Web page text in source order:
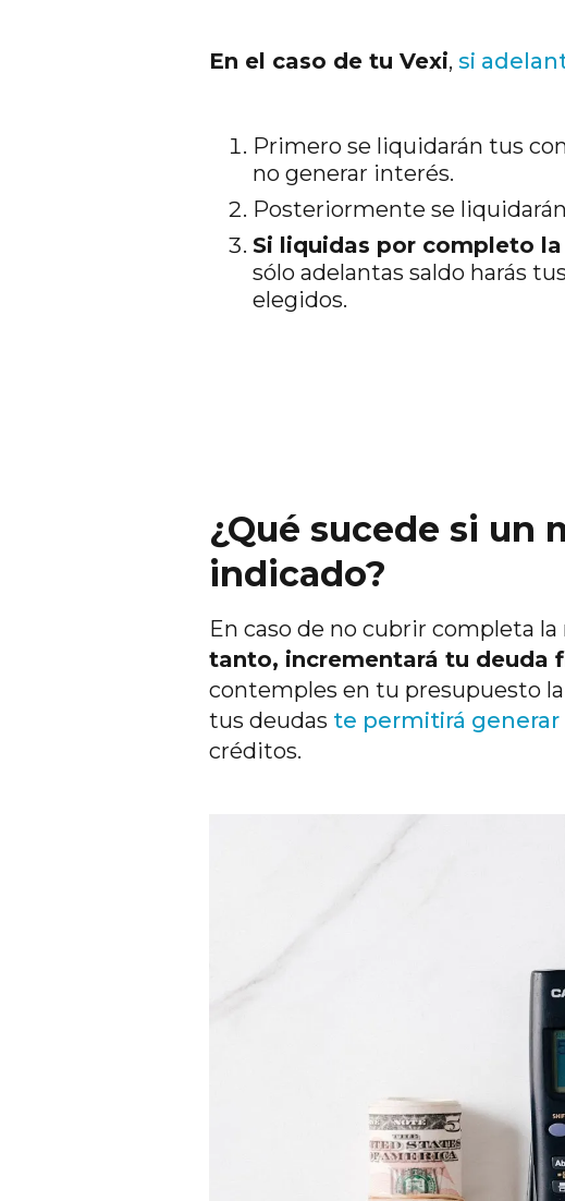
En el caso de tu Vexi, si
Primero se liquidarán tus
no generar interés.
Posteriormente se
Si liquidas por completo
sólo adelantas saldo harás
elegidos.
¿Qué sucede si un
indicado?
En caso de no cubrir completa
tanto, incrementará tu deuda
contemples en tu presupuesto
tus deudas te permitirá
créditos.